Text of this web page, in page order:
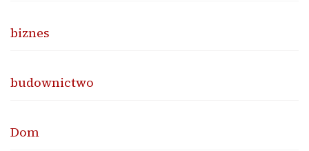
biznes
budownictwo
Dom